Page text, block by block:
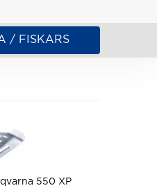
/ FISKARS
550 XP